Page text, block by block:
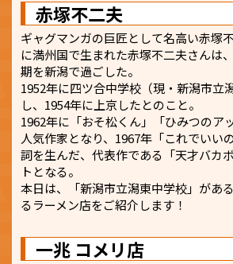
赤塚不二夫
ギャグマンガの巨匠として名高い赤塚
に満州国で生まれた赤塚不二夫さんは
期を新潟で過ごした。
1952年に四ツ合中学校（現・新潟市立
し、1954年に上京したとのこと。
1962年に「おそ松くん」「ひみつのア
人気作家となり、1967年「これでいい
詞を生んだ、代表作である「天才バカ
トとなる。
本日は、「新潟市立潟東中学校」があ
るラーメン店をご紹介します！
一兆 コメリ店